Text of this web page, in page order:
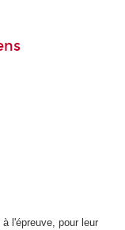
l'épreuve, pour leur